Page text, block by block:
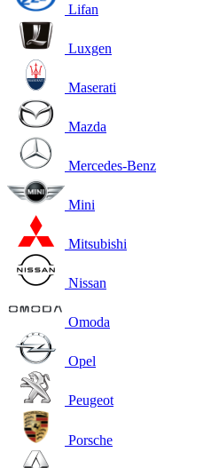
Lifan
Luxgen
Maserati
Mazda
Mercedes-Benz
Mini
Mitsubishi
Nissan
Omoda
Opel
Peugeot
Porsche